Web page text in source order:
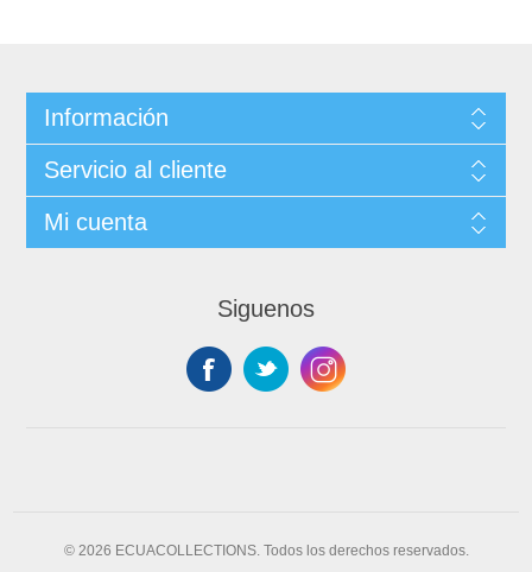
Información
Servicio al cliente
Mi cuenta
Siguenos
© 2026 ECUACOLLECTIONS. Todos los derechos reservados.